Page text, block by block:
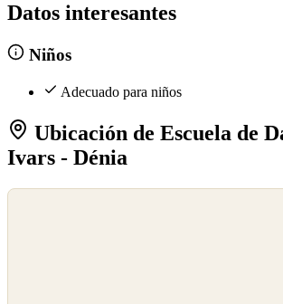
Datos interesantes
Niños
Adecuado para niños
Ubicación de Escuela de
Ivars - Dénia